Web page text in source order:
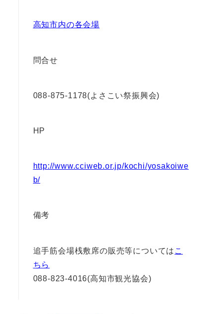
高知市内の各会場
問合せ
088-875-1178(よさこい祭振興会)
HP
http://www.cciweb.or.jp/kochi/yosakoiwe
b/
備考
追手筋会場桟敷席の販売等については こ
ちら
088-823-4016(高知市観光協会)